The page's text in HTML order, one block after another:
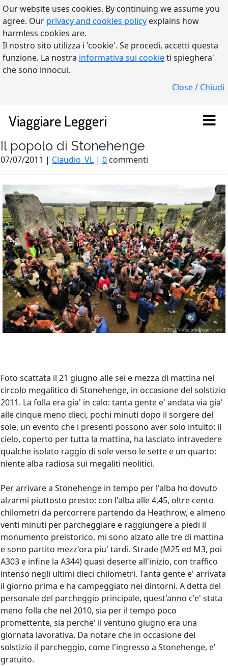
Our website uses cookies. By continuing we assume you
agree. Our privacy and cookies policy explains how
harmless cookies are.
Il nostro sito utilizza i 'cookie'. Se procedi, accetti questa
funzione. La nostra informativa sui cookieti spieghera'
che sono innocui.
Close / Chiudi
Viaggiare Leggeri
Il popolo di Stonehenge
07/07/2011 | Claudio_VL | 0 commenti
Foto scattata il 21 giugno alle sei e mezza di mattina nel
circolo megalitico di Stonehenge, in occasione del solstizio
2011. La folla era gia' in calo: tanta gente e' andata via gia'
alle cinque meno dieci, pochi minuti dopo il sorgere del
sole, un evento che i presenti possono aver solo intuito: il
cielo, coperto per tutta la mattina, ha lasciato intravedere
qualche isolato raggio di sole verso le sette e un quarto:
niente alba radiosa sui megaliti neolitici.
Per arrivare a Stonehenge in tempo per l'alba ho dovuto
alzarmi piuttosto presto: con l'alba alle 4,45, oltre cento
chilometri da percorrere partendo da Heathrow, e almeno
venti minuti per parcheggiare e raggiungere a piedi il
monumento preistorico, mi sono alzato alle tre di mattina
e sono partito mezz'ora piu' tardi. Strade (M25 ed M3, poi
A303 e infine la A344) quasi deserte all'inizio, con traffico
intenso negli ultimi dieci chilometri. Tanta gente e' arrivata
il giorno prima e ha campeggiato nei dintorni. A detta del
personale del parcheggio principale, quest'anno c'e' stata
meno folla che nel 2010, sia per il tempo poco
promettente, sia perche' il ventuno giugno era una
giornata lavorativa. Da notare che in occasione del
solstizio il parcheggio, come l'ingresso a Stonehenge, e'
gratuito.